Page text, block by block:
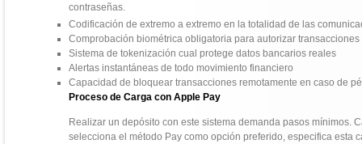
contraseñas.
Codificación de extremo a extremo en la totalidad de las
Comprobación biométrica obligatoria para autorizar transacciones
Sistema de tokenización cual protege datos bancarios reales
Alertas instantáneas de todo movimiento financiero
Capacidad de bloquear transacciones remotamente en caso de
Proceso de Carga con Apple Pay
Realizar un depósito con este sistema demanda pasos mínimos.
selecciona el método Pay como opción preferido, especifica esta